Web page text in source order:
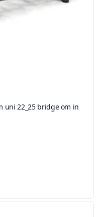
uni 22_25 bridge om in